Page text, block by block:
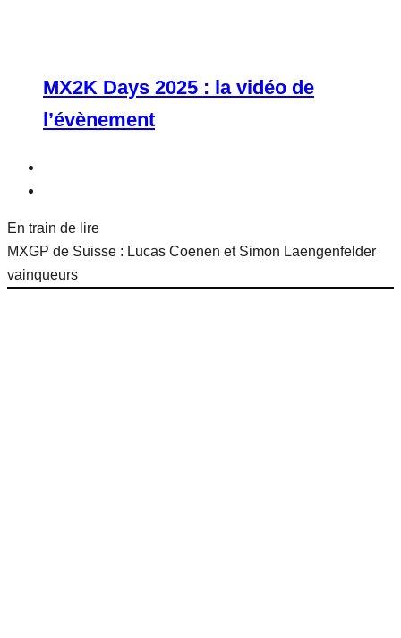
MX2K Days 2025 : la vidéo de
l’évènement
En train de lire
MXGP de Suisse : Lucas Coenen et Simon Laengenfelder
vainqueurs